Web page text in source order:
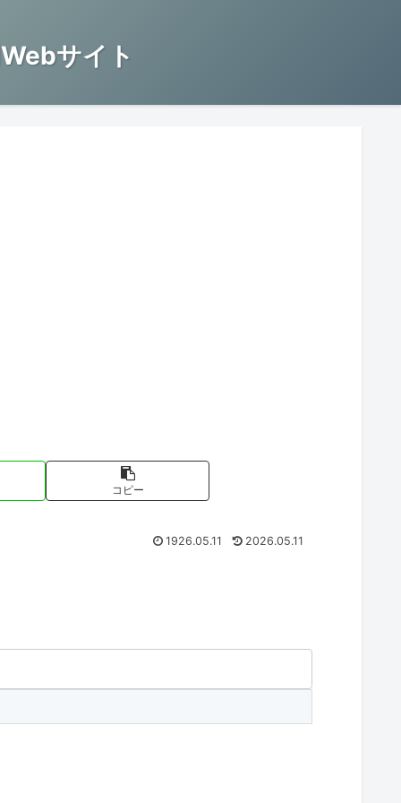
サイト
コピー
1926.05.11 2026.05.11